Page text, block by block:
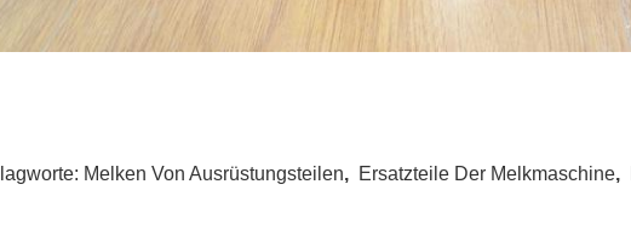
Melken Von Ausrüstungsteilen, Ersatzteile Der Melkmaschine,